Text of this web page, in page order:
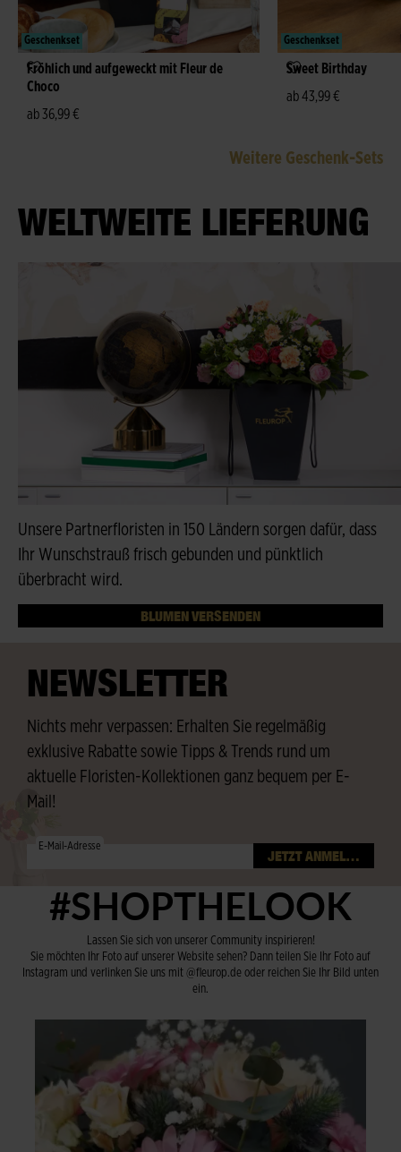
Geschenkset
Fröhlich und aufgeweckt mit Fleur de
Choco
ab 36,99 €
Geschenkset
Sweet Birthday
ab 43,99 €
Weitere Geschenk-Sets
WELTWEITE LIEFERUNG
Unsere Partnerfloristen in 150 Ländern sorgen dafür, dass
Ihr Wunschstrauß frisch gebunden und pünktlich
überbracht wird.
BLUMEN VERSENDEN
NEWSLETTER
Nichts mehr verpassen: Erhalten Sie regelmäßig
exklusive Rabatte sowie Tipps & Trends rund um
aktuelle Floristen-Kollektionen ganz bequem per E-
Mail!
E-Mail-Adresse
#SHOPTHELOOK
Lassen Sie sich von unserer Community inspirieren!
Sie möchten Ihr Foto auf unserer Website sehen? Dann teilen Sie Ihr Foto auf
Instagram und verlinken Sie uns mit @fleurop.de oder reichen Sie Ihr Bild unten
ein.